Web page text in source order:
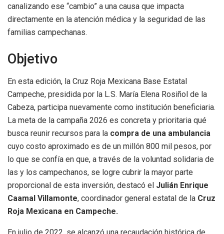
canalizando ese “cambio” a una causa que impacta
directamente en la atención médica y la seguridad de las
familias campechanas.
Objetivo
En esta edición, la Cruz Roja Mexicana Base Estatal
Campeche, presidida por la L.S. María Elena Rosiñol de la
Cabeza, participa nuevamente como institución beneficiaria.
La meta de la campaña 2026 es concreta y prioritaria qué
busca reunir recursos para la compra de una ambulancia
cuyo costo aproximado es de un millón 800 mil pesos, por
lo que se confía en que, a través de la voluntad solidaria de
las y los campechanos, se logre cubrir la mayor parte
proporcional de esta inversión, destacó el Julián Enrique
Caamal Villamonte, coordinador general estatal de la Cruz
Roja Mexicana en Campeche.